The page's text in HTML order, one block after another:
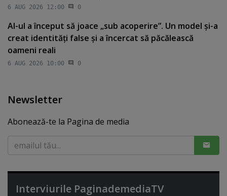
6 AUG 2026 12:00 0
AI-ul a început să joace „sub acoperire”. Un model şi-a
creat identităţi false şi a încercat să păcălească
oameni reali
6 AUG 2026 10:00 0
Newsletter
Abonează-te la Pagina de media
Interviurile PaginademediaTV